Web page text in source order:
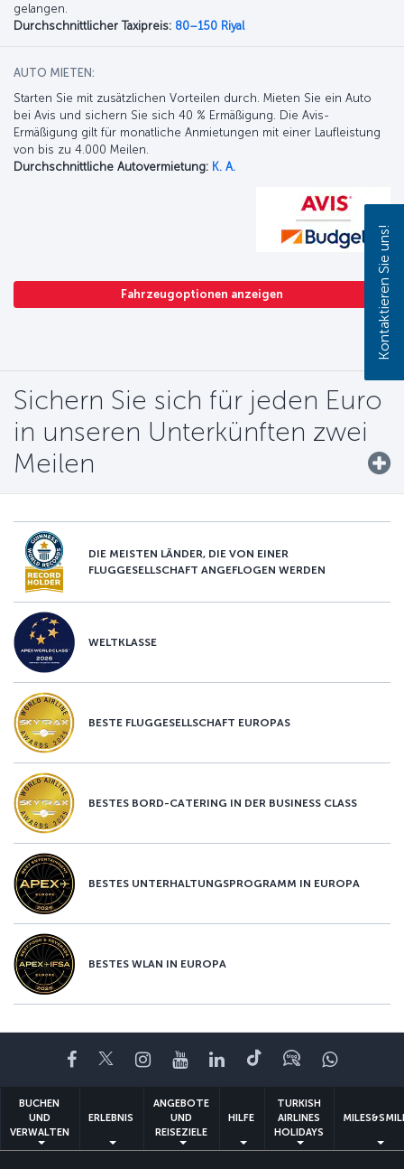
gelangen.
Durchschnittlicher Taxipreis: 80–150 Riyal
AUTO MIETEN:
Starten Sie mit zusätzlichen Vorteilen durch. Mieten Sie ein Auto
bei Avis und sichern Sie sich 40 % Ermäßigung. Die Avis-
Ermäßigung gilt für monatliche Anmietungen mit einer Laufleistung
von bis zu 4.000 Meilen.
Durchschnittliche Autovermietung: K. A.
Fahrzeugoptionen anzeigen
Sichern Sie sich für jeden Euro
in unseren Unterkünften zwei
Meilen
DIE MEISTEN LÄNDER, DIE VON EINER
FLUGGESELLSCHAFT ANGEFLOGEN WERDEN
WELTKLASSE
BESTE FLUGGESELLSCHAFT EUROPAS
BESTES BORD-CATERING IN DER BUSINESS CLASS
BESTES UNTERHALTUNGSPROGRAMM IN EUROPA
BESTES WLAN IN EUROPA
Facebook
TwitterInstagram
YouTubeLinkedIn
TikTokBlog
BUCHEN
UND
VERWALTEN
ERLEBNIS
ANGEBOTE
UND
REISEZIELE
HILFE
TURKISH
AIRLINES
HOLIDAYS
Kontaktieren Sie uns!